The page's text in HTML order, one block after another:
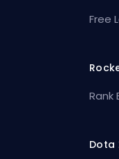
Free
Rank
Dota